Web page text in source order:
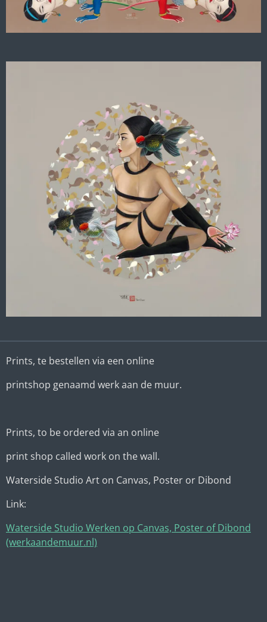
Prints, te bestellen via een online
printshop genaamd werk aan de muur.
Prints, to be ordered via an online
print shop called work on the wall.
Waterside Studio Art on Canvas, Poster or Dibond
Link:
Waterside Studio Werken op Canvas, Poster of Dibond
(werkaandemuur.nl)